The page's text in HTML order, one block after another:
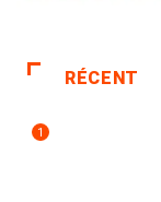
RÉCENT
1